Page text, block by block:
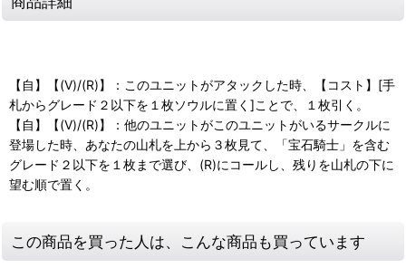
【自】【(V)/(R)】：このユニットがアタックした時、【コスト】[手
札からグレード２以下を１枚ソウルに置く]ことで、１枚引く。
【自】【(V)/(R)】：他のユニットがこのユニットがいるサークルに
登場した時、あなたの山札を上から３枚見て、「宝石騎士」を含む
グレード２以下を１枚まで選び、(R)にコールし、残りを山札の下に
望む順で置く。
この商品を買った人は、こんな商品も買っています